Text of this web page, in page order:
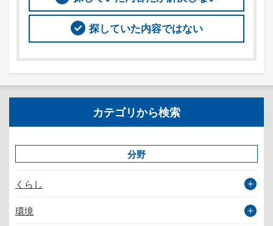
探していた内容ではない
カテゴリから検索
分野
くらし
環境